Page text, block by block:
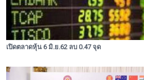
เปิดตลาดหุ้น 6 มิ.ย.62 ลบ 0.47 จุด